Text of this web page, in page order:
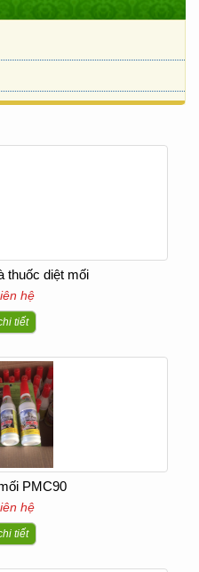
thuốc diệt mối
hệ
tiết
PMC90
hệ
tiết